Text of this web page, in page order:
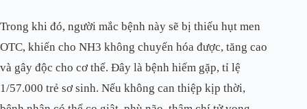
Trong khi đó, người mắc bệnh này sẽ bị thiếu hụt men
OTC, khiến cho NH3 không chuyển hóa được, tăng cao
và gây độc cho cơ thể. Đây là bệnh hiếm gặp, tỉ lệ
1/57.000 trẻ sơ sinh. Nếu không can thiệp kịp thời,